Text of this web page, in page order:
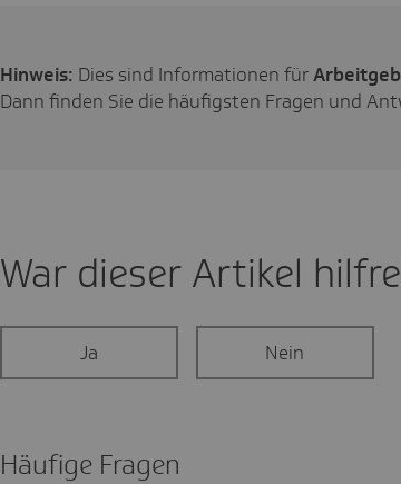
Hinweis: Dies sind Informationen für
Dann finden Sie die häufigsten Fragen und
War dieser Artikel
Ja Nein
Häufige Fragen